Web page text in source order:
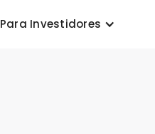
Para Investidores